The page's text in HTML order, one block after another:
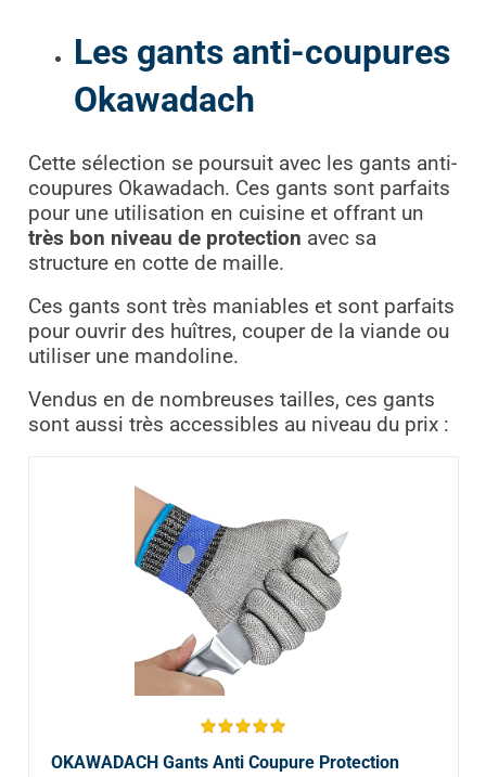
Les gants anti-coupures
Okawadach
Cette sélection se poursuit avec les gants anti-
coupures Okawadach. Ces gants sont parfaits
pour une utilisation en cuisine et offrant un
très bon niveau de protection avec sa
structure en cotte de maille.
Ces gants sont très maniables et sont parfaits
pour ouvrir des huîtres, couper de la viande ou
utiliser une mandoline.
Vendus en de nombreuses tailles, ces gants
sont aussi très accessibles au niveau du prix :
OKAWADACH Gants Anti Coupure Protection